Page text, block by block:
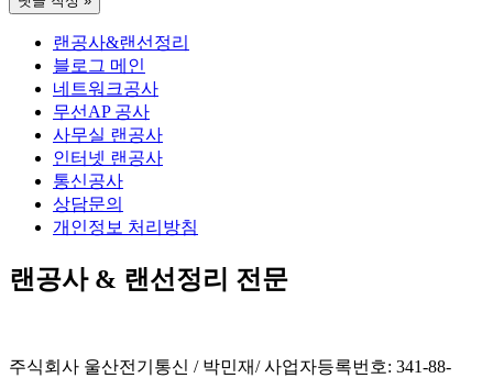
랜공사&랜선정리
블로그 메인
네트워크공사
무선AP 공사
사무실 랜공사
인터넷 랜공사
통신공사
상담문의
개인정보 처리방침
랜공사 & 랜선정리 전문
주식회사 울산전기통신 / 박민재/ 사업자등록번호: 341-88-